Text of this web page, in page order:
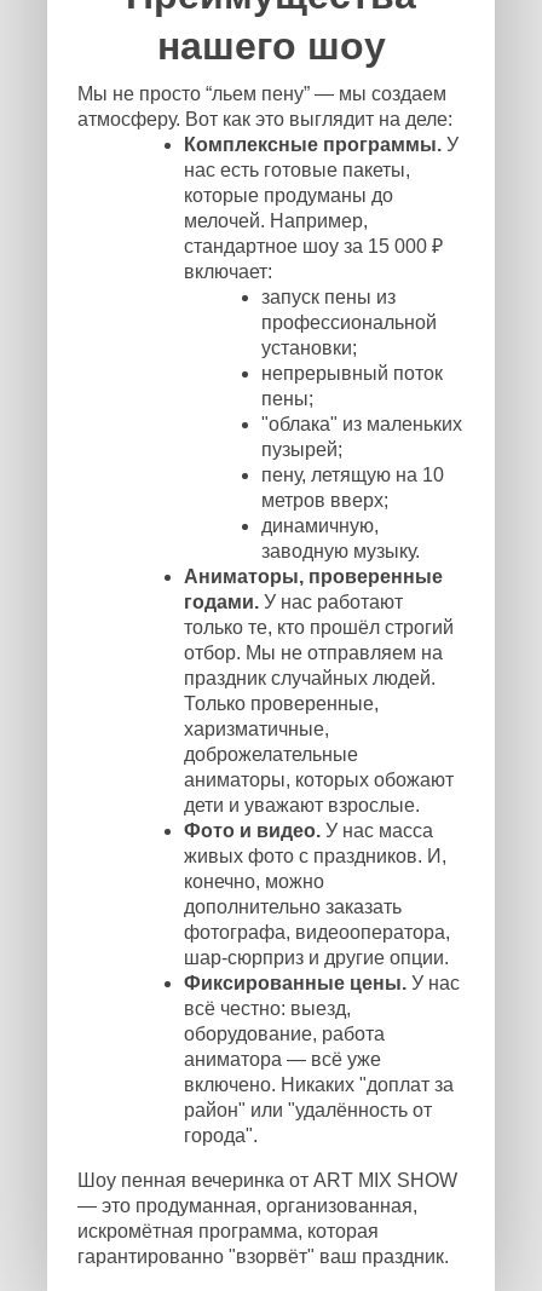
нашего шоу
Мы не просто “льем пену” — мы создаем
атмосферу. Вот как это выглядит на деле:
Комплексные программы. У
нас есть готовые пакеты,
которые продуманы до
мелочей. Например,
стандартное шоу за 15 000 ₽
включает:
запуск пены из
профессиональной
установки;
непрерывный поток
пены;
"облака" из маленьких
пузырей;
пену, летящую на 10
метров вверх;
динамичную,
заводную музыку.
Аниматоры, проверенные
годами. У нас работают
только те, кто прошёл строгий
отбор. Мы не отправляем на
праздник случайных людей.
Только проверенные,
харизматичные,
доброжелательные
аниматоры, которых обожают
дети и уважают взрослые.
Фото и видео. У нас масса
живых фото с праздников. И,
конечно, можно
дополнительно заказать
фотографа, видеооператора,
шар-сюрприз и другие опции.
Фиксированные цены. У нас
всё честно: выезд,
оборудование, работа
аниматора — всё уже
включено. Никаких "доплат за
район" или "удалённость от
города".
Шоу пенная вечеринка от ART MIX SHOW
— это продуманная, организованная,
искромётная программа, которая
гарантированно "взорвёт" ваш праздник.